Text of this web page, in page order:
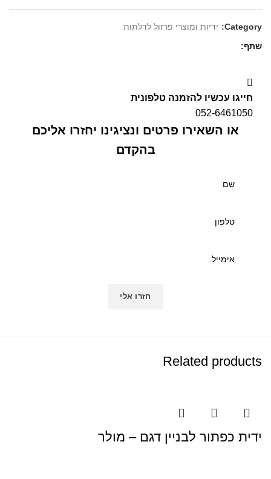
Category: ידיות ומוצרי פרזול לדלתות
שתף
חייגו עכשיו להזמנה טלפונית
052-6461050
או השאירו פרטים ונציגינו יחזרו אליכם
בהקדם
Related products
ידית כפתור לבניין דגם – מולר